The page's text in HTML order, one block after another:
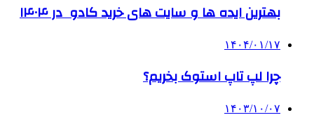
بهترین ایده ها و سایت های خرید کادو در ۱۴۰۴
۱۴۰۴/۰۱/۱۷
چرا لپ تاپ استوک بخریم؟
۱۴۰۳/۱۰/۰۷